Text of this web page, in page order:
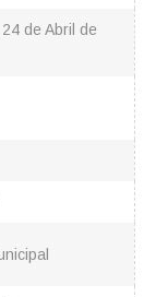
de Abril de